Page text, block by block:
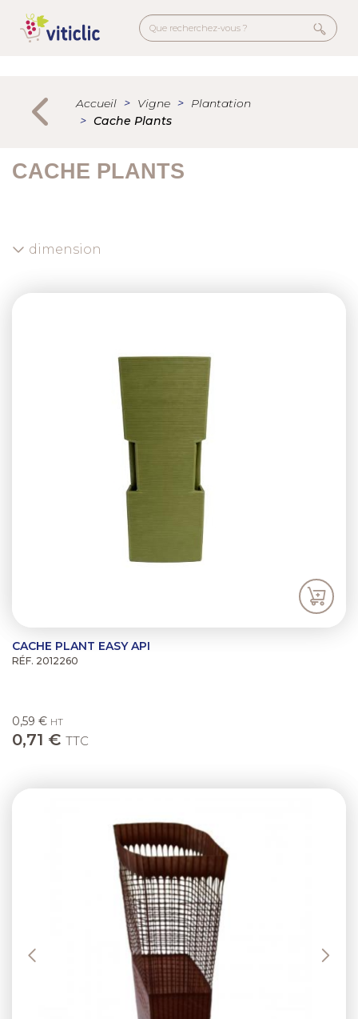
contenu
Accueil Vigne
Plantation
Cache Plants
CACHE PLANTS
dimension
CACHE PLANT EASY API
RÉF. 2012260
0,59 € HT
0,71 € TTC